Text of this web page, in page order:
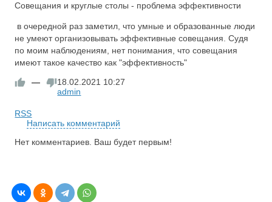
Совещания и круглые столы - проблема эффективности
в очередной раз заметил, что умные и образованные люди
не умеют организовывать эффективные совещания. Судя
по моим наблюдениям, нет понимания, что совещания
имеют такое качество как "эффективность"
—
18.02.2021 10:27
admin
RSS
Написать комментарий
Нет комментариев. Ваш будет первым!